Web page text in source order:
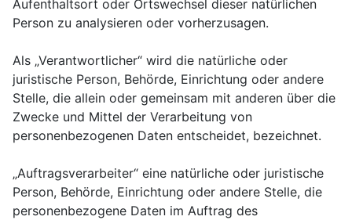
Aufenthaltsort oder Ortswechsel dieser natürlichen
Person zu analysieren oder vorherzusagen.
Als „Verantwortlicher“ wird die natürliche oder
juristische Person, Behörde, Einrichtung oder andere
Stelle, die allein oder gemeinsam mit anderen über die
Zwecke und Mittel der Verarbeitung von
personenbezogenen Daten entscheidet, bezeichnet.
„Auftragsverarbeiter“ eine natürliche oder juristische
Person, Behörde, Einrichtung oder andere Stelle, die
personenbezogene Daten im Auftrag des